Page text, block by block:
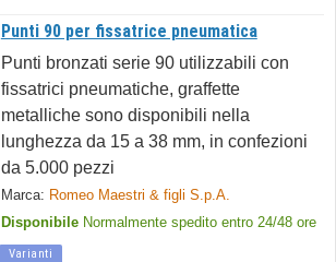
Punti 90 per fissatrice pneumatica
Punti bronzati serie 90 utilizzabili con
fissatrici pneumatiche, graffette
metalliche sono disponibili nella
lunghezza da 15 a 38 mm, in confezioni
da 5.000 pezzi
Marca: Romeo Maestri & figli S.p.A.
Disponibile Normalmente spedito entro 24/48 ore
Varianti